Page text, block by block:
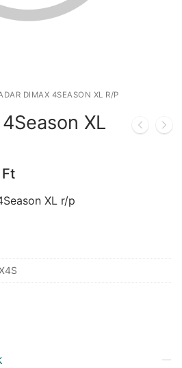
DIMAX 4SEASON XL R/P
XL
FtCurrent
is:
XL r/p